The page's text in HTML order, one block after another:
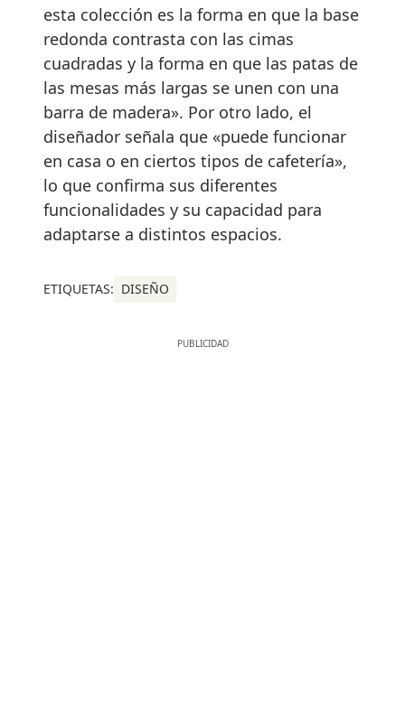
esta colección es la forma en que la base
redonda contrasta con las cimas
cuadradas y la forma en que las patas de
las mesas más largas se unen con una
barra de madera». Por otro lado, el
diseñador señala que «puede funcionar
en casa o en ciertos tipos de cafetería»,
lo que confirma sus diferentes
funcionalidades y su capacidad para
adaptarse a distintos espacios.
ETIQUETAS: DISEÑO